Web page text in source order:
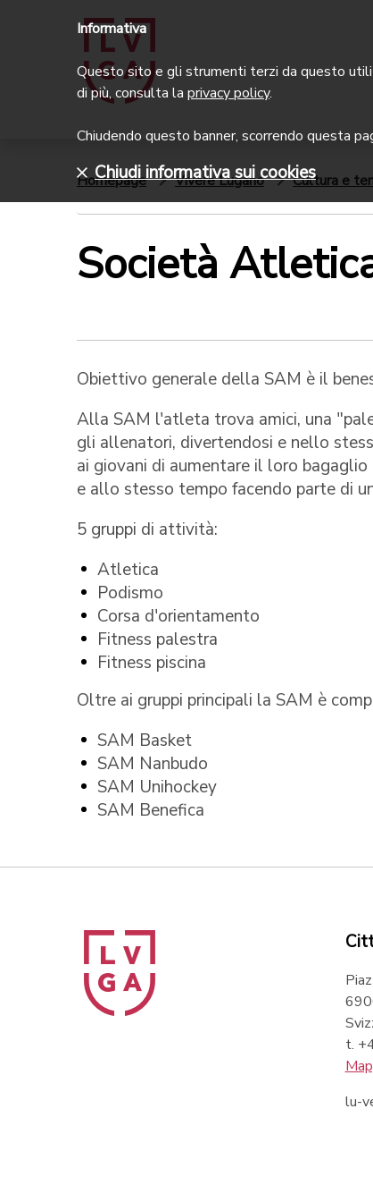
Homepage Vivere Lugano Cultura e
Società
Obiettivo generale della SAM è il
Alla SAM l'atleta trova amici, una
gli allenatori, divertendosi e nello
ai giovani di aumentare il loro
e allo stesso tempo facendo parte di
5 gruppi di attività:
Atletica
Podismo
Corsa d'orientamento
Fitness palestra
Fitness piscina
Oltre ai gruppi principali la SAM è
SAM Basket
SAM Nanbudo
SAM Unihockey
SAM Benefica
t.
lu-
Informativa
Questo sito e gli strumenti terzi da questo
di più, consulta la privacy policy.
Chiudendo questo banner, scorrendo questa
Chiudi informativa sui cookies